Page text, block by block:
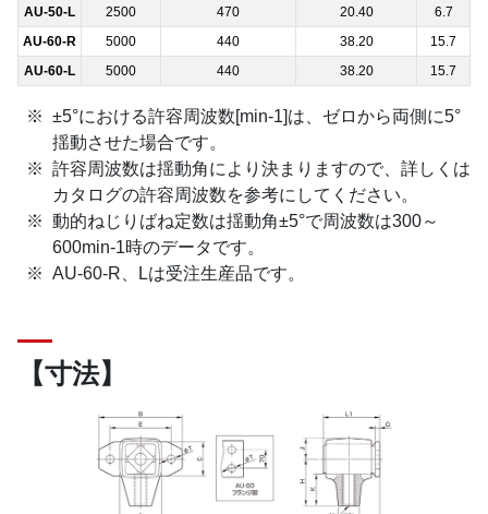
AU-50-L
2500 470 20.40
6.7
AU-60-R
5000 440 38.20
15.7
AU-60-L
5000 440 38.20 15.7
±5°における許容周波数[min-1]は、ゼロから両側に5°
揺動させた場合です。
許容周波数は揺動角により決まりますので、詳しくは
カタログの許容周波数を参考にしてください。
動的ねじりばね定数は揺動角±5°で周波数は300～
600min-1時のデータです。
AU-60-R、Lは受注生産品です。
【寸法】